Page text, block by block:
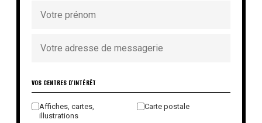
VOS CENTRES D'INTÉRÊT
Affiches, cartes,
illustrations
Carte postale